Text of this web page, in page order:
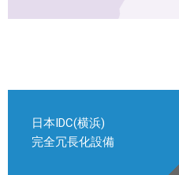
日本IDC(横浜)
完全冗長化設備